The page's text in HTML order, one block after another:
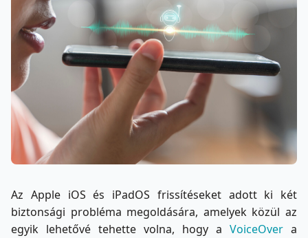
Az Apple iOS és iPadOS frissítéseket adott ki két
biztonsági probléma megoldására, amelyek közül az
egyik lehetővé tehette volna, hogy a VoiceOver a